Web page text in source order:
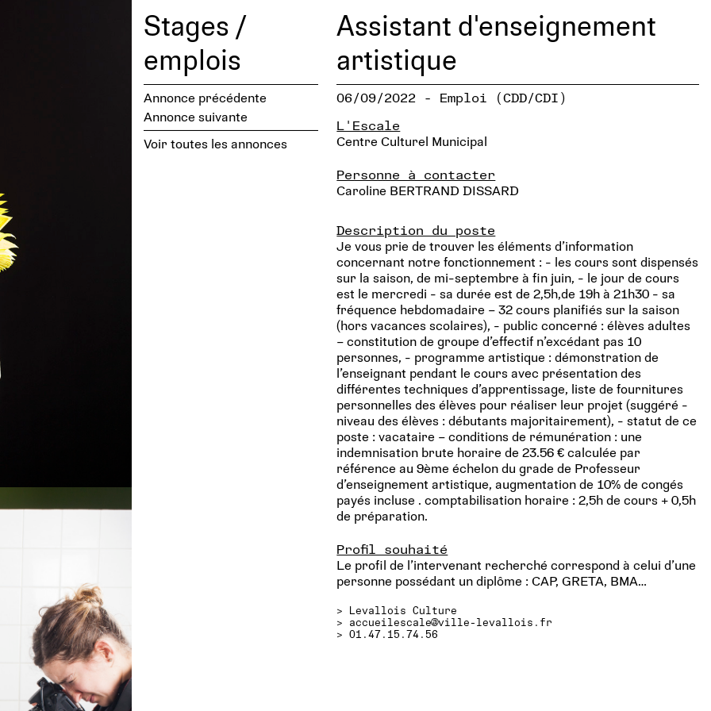
Stages /
emplois
Annonce précédente
Annonce suivante
Voir toutes les annonces
Assistant d'enseignement
artistique
06/09/2022 - Emploi (CDD/CDI)
L'Escale
Centre Culturel Municipal
Personne à contacter
Caroline BERTRAND DISSARD
Description du poste
Je vous prie de trouver les éléments d’information
concernant notre fonctionnement : - les cours sont dispensés
sur la saison, de mi-septembre à fin juin, - le jour de cours
est le mercredi - sa durée est de 2,5h,de 19h à 21h30 - sa
fréquence hebdomadaire – 32 cours planifiés sur la saison
(hors vacances scolaires), - public concerné : élèves adultes
– constitution de groupe d’effectif n’excédant pas 10
personnes, - programme artistique : démonstration de
l’enseignant pendant le cours avec présentation des
différentes techniques d’apprentissage, liste de fournitures
personnelles des élèves pour réaliser leur projet (suggéré -
niveau des élèves : débutants majoritairement), - statut de ce
poste : vacataire – conditions de rémunération : une
indemnisation brute horaire de 23.56 € calculée par
référence au 9ème échelon du grade de Professeur
d’enseignement artistique, augmentation de 10% de congés
payés incluse . comptabilisation horaire : 2,5h de cours + 0,5h
de préparation.
Profil souhaité
Le profil de l’intervenant recherché correspond à celui d’une
personne possédant un diplôme : CAP, GRETA, BMA…
> Levallois Culture
> accueilescale@ville-levallois.fr
> 01.47.15.74.56